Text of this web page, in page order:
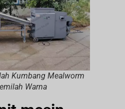
Kumbang Mealworm
Warna